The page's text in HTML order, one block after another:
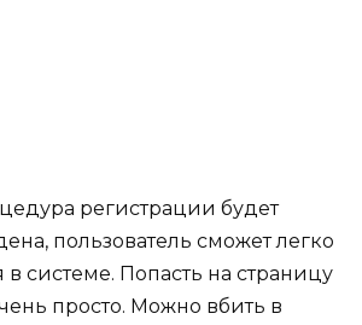
регистрации будет
пользователь сможет легко
в системе. Попасть на страницу
просто. Можно вбить в